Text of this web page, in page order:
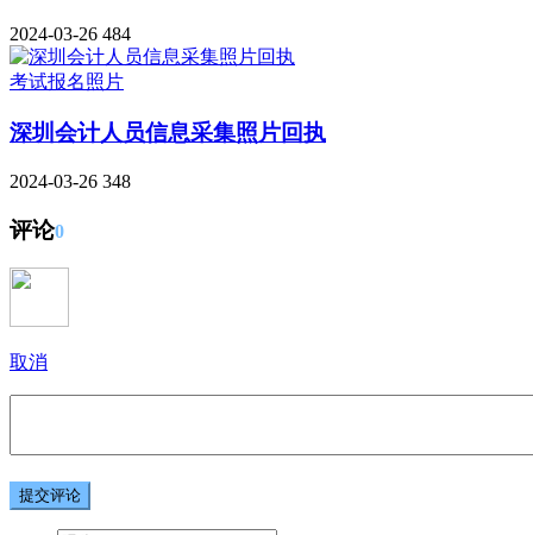
2024-03-26 484
考试报名照片
深圳会计人员信息采集照片回执
2024-03-26 348
评论0
取消
提交评论